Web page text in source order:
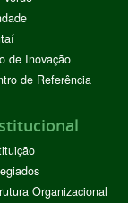
de Inovação
de Referência
Organizacional